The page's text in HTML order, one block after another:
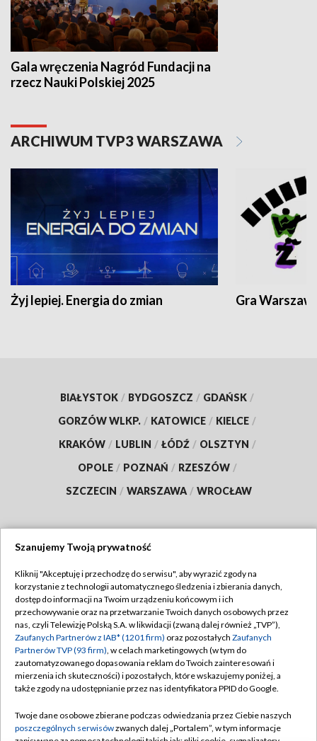
Gala wręczenia Nagród Fundacji na
rzecz Nauki Polskiej 2025
ARCHIWUM TVP3 WARSZAWA
Żyj lepiej. Energia do zmian Gra
BIAŁYSTOK / BYDGOSZCZ / GDAŃSK /
GORZÓW WLKP. / KATOWICE / KIELCE /
KRAKÓW / LUBLIN / ŁÓDŹ / OLSZTYN /
OPOLE / POZNAŃ / RZESZÓW /
SZCZECIN / WARSZAWA / WROCŁAW
TVP
Abonament TVP
Emisja w TVP
Centrum informacji TVP
Naziemna Telewizja Cyfrowa
Rada Programowa
Regulamin TVP
Polityka prywatności
Moje zgody
Pomoc
Kontakt
Szanujemy Twoją prywatność
Kliknij "Akceptuję i przechodzę do serwisu", aby wyrazić zgody na
korzystanie z technologii automatycznego śledzenia i zbierania danych,
dostęp do informacji na Twoim urządzeniu końcowym i ich
przechowywanie oraz na przetwarzanie Twoich danych osobowych przez
nas, czyli Telewizję Polską S.A. w likwidacji (zwaną dalej również „TVP”),
Zaufanych Partnerów z IAB* (1201 firm) oraz pozostałych Zaufanych
Partnerów TVP (93 firm), w celach marketingowych (w tym do
zautomatyzowanego dopasowania reklam do Twoich zainteresowań i
mierzenia ich skuteczności) i pozostałych, które wskazujemy poniżej, a
także zgody na udostępnianie przez nas identyfikatora PPID do Google.
Twoje dane osobowe zbierane podczas odwiedzania przez Ciebie naszych
poszczególnych serwisówzwanych dalej „Portalem”, w tym informacje